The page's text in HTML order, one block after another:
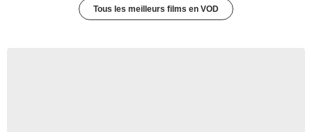
Tous les meilleurs films en VOD